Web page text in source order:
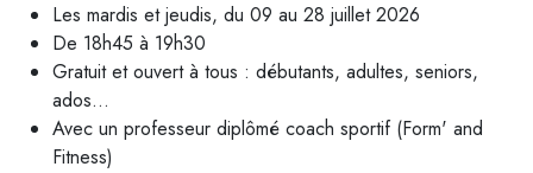
Les mardis et jeudis, du 09 au 28 juillet 2026
De 18h45 à 19h30
Gratuit et ouvert à tous : débutants, adultes, seniors,
ados…
Avec un professeur diplômé coach sportif (Form' and
Fitness)